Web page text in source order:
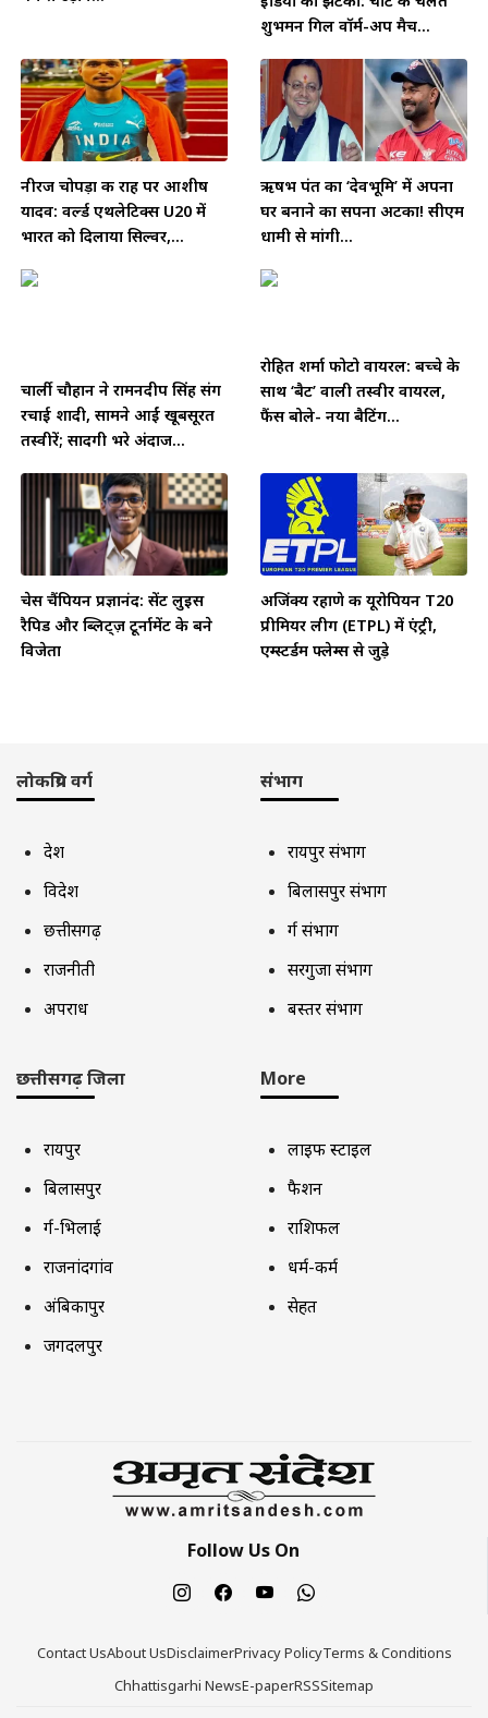
शुभमन गिल वॉर्म-अप मैच...
नीरज चोपड़ा की राह पर आशीष
यादव: वर्ल्ड एथलेटिक्स U20 में
भारत को दिलाया सिल्वर,...
ऋषभ पंत का ‘देवभूमि’ में अपना
घर बनाने का सपना अटका! सीएम
धामी से मांगी...
चार्ली चौहान ने रामनदीप सिंह संग
रचाई शादी, सामने आईं खूबसूरत
तस्वीरें; सादगी भरे अंदाज...
रोहित शर्मा फोटो वायरल: बच्चे के
साथ ‘बैट’ वाली तस्वीर वायरल,
फैंस बोले- नया बैटिंग...
चेस चैंपियन प्रज्ञानंद: सेंट लुइस
रैपिड और ब्लिट्ज़ टूर्नामेंट के बने
विजेता
अजिंक्य रहाणे की यूरोपियन T20
प्रीमियर लीग (ETPL) में एंट्री,
एम्स्टर्डम फ्लेम्स से जुड़े
लोकप्रिय वर्ग
देश
विदेश
छत्तीसगढ़
राजनीती
अपराध
संभाग
रायपुर संभाग
बिलासपुर संभाग
दुर्ग संभाग
सरगुजा संभाग
बस्तर संभाग
छत्तीसगढ़ जिला
रायपुर
बिलासपुर
दुर्ग-भिलाई
राजनांदगांव
अंबिकापुर
जगदलपुर
More
लाइफ स्टाइल
फैशन
राशिफल
धर्म-कर्म
सेहत
Follow Us On
Contact UsAbout UsDisclaimerPrivacy PolicyTerms & Conditions
Chhattisgarhi NewsE-paperRSSSitemap